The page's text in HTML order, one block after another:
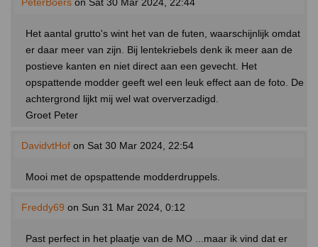
PeterBoers on Sat 30 Mar 2024, 22:44
Het aantal grutto's wint het van de futen, waarschijnlijk omdat
er daar meer van zijn. Bij lentekriebels denk ik meer aan de
postieve kanten en niet direct aan een gevecht. Het
opspattende modder geeft wel een leuk effect aan de foto. De
achtergrond lijkt mij wel wat oververzadigd.
Groet Peter
DavidvtHof on Sat 30 Mar 2024, 22:54
Mooi met de opspattende modderdruppels.
Freddy69 on Sun 31 Mar 2024, 0:12
Past perfect in het plaatje van de MO ...maar ik vind dat er